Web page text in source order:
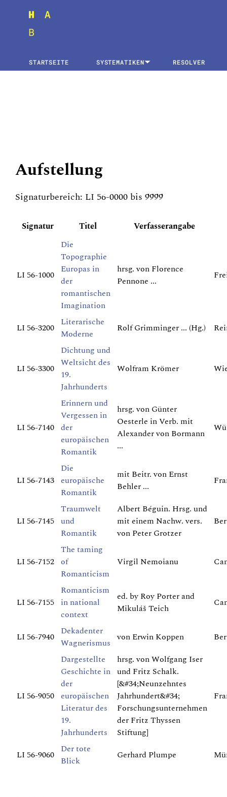
STARTSEITE SYSTEMATIKEN RESOLVER
Aufstellung
Signaturbereich: LI 56-0000 bis 9999
Signatur Titel Verfasserangabe
LI 56-1000
Die
Topographie
Europas in
der
romantischen
Imagination
hrsg. von Florence
Pennone ...
LI 56-3200 Literarische
Moderne
Rolf Grimminger ... (Hg.)
LI 56-3300
Dichtung und
Weltsicht des
19.
Jahrhunderts
Wolfram Krömer
LI 56-7140
Erinnern und
Vergessen in
der
europäischen
Romantik
hrsg. von Günter
Oesterle in Verb. mit
Alexander von Bormann
...
LI 56-7143
Die
europäische
Romantik
mit Beitr. von Ernst
Behler ...
LI 56-7145
Traumwelt
und
Romantik
Albert Béguin. Hrsg. und
mit einem Nachw. vers.
von Peter Grotzer
LI 56-7152
The taming
of
Romanticism
Virgil Nemoianu
LI 56-7155
Romanticism
in national
context
ed. by Roy Porter and
Mikuláš Teich
LI 56-7940 Dekadenter
Wagnerismus von Erwin Koppen
LI 56-9050
Dargestellte
Geschichte in
der
europäischen
Literatur des
19.
Jahrhunderts
hrsg. von Wolfgang Iser
und Fritz Schalk.
[&#34;Neunzehntes
Jahrhundert&#34;
Forschungsunternehmen
der Fritz Thyssen
Stiftung]
LI 56-9060 Der tote
Blick
Gerhard Plumpe